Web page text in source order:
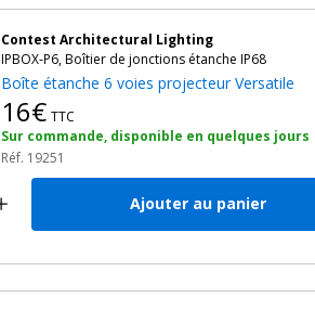
Contest Architectural Lighting
IPBOX-P6, Boîtier de jonctions étanche IP68
Boîte étanche 6 voies projecteur Versatile
16€ TTC
Sur commande, disponible en quelques jours
Réf. 19251
Ajouter au panier